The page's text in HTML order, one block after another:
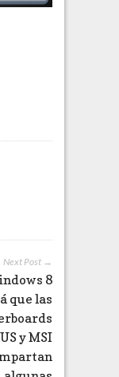
Next Post →
8
que las
y MSI